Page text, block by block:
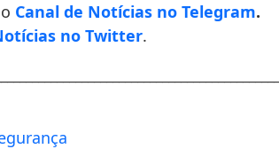
Canal de Notícias no Telegram.
no Twitter.